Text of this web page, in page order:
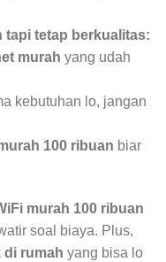
tapi tetap berkualitas:
murah yang udah
kebutuhan lo, jangan
100 ribuan biar
murah 100 ribuan
soal biaya. Plus,
di rumah yang bisa lo